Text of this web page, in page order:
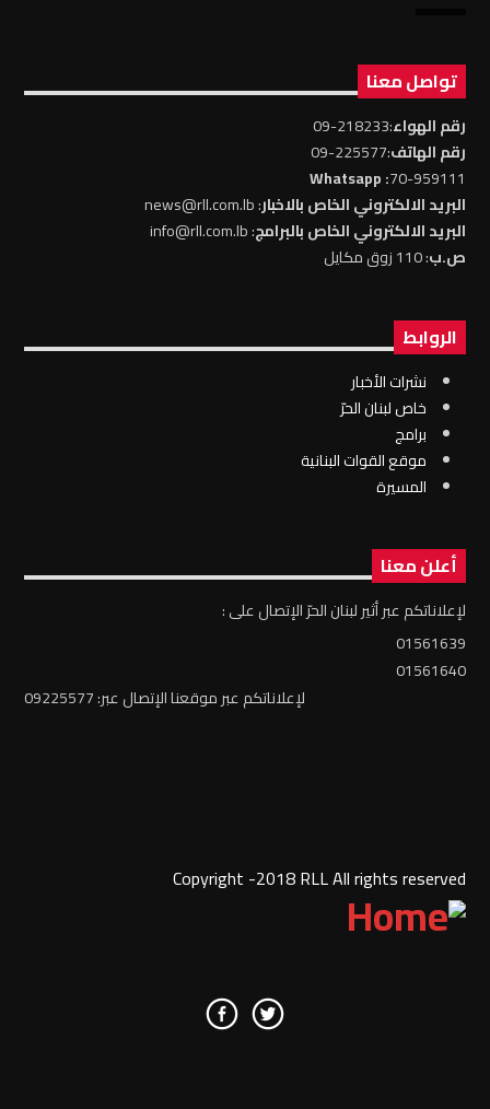
تواصل معنا
رقم الهواء:218233-09
رقم الهاتف:225577-09
70-959111
: Whatsapp
البريد الالكتروني الخاص بالاخبار: news@rll.com.lb
البريد الالكتروني الخاص بالبرامج: info@rll.com.lb
ص.ب: 110 زوق مكايل
الروابط
نشرات الأخبار
خاص لبنان الحرّ
برامج
موقع القوات البنانية
المسيرة
أعلن معنا
لإعلاناتكم عبر أثير لبنان الحرّ الإتصال على :
01561639
01561640
لإعلاناتكم عبر موقعنا الإتصال عبر: 09225577
Copyright -2018 RLL All rights reserved